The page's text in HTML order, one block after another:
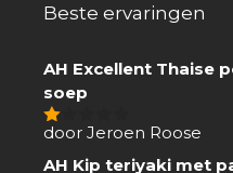
Beste ervaringen
AH Excellent Thaise
soep
1
5
door Jeroen Roose
AH Kip teriyaki met